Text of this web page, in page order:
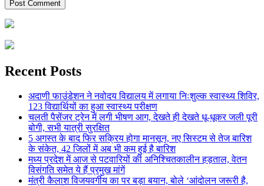
Recent Posts
अदाणी फाउंडेशन ने नवोदय विद्यालय में लगाया निःशुल्क स्वास्थ्य शिविर,
123 विद्यार्थियों का हुआ स्वास्थ्य परीक्षण
चलती पैसेंजर ट्रेन में लगी भीषण आग, देखते ही देखते धू-धूकर जली पूरी
बोगी, सभी यात्री सुरक्षित
5 अगस्त के बाद फिर सक्रिय होगा मानसून, नए सिस्टम से तेज बारिश
के संकेत, 42 जिलों में अब भी कम हुई है बारिश
मध्य प्रदेश में आज से पटवारियों की अनिश्चितकालीन हड़ताल, वेतन
विसंगति समेत ये हैं प्रमुख मांगें
मंत्री कैलाश विजयवर्गीय का पर बड़ा बयान, बोले ‘आंदोलन जरूरी है,